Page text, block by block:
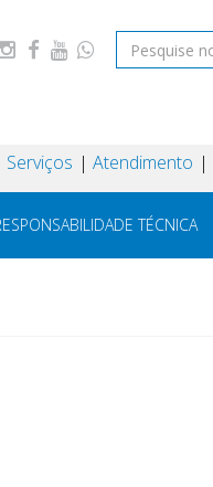
Serviços Atendimento
TÉCNICA